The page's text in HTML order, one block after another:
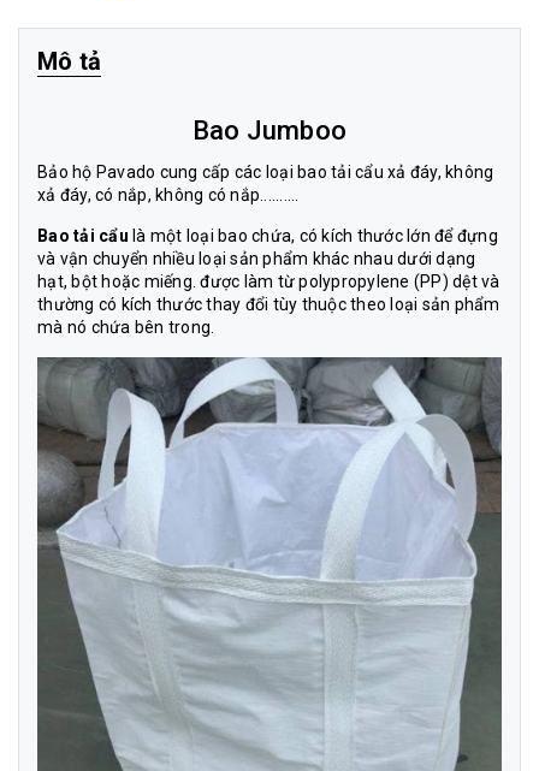
Mô tả
Bao Jumboo
Bảo hộ Pavado cung cấp các loại bao tải cẩu xả đáy, không
xả đáy, có nắp, không có nắp..........
Bao tải cẩu là một loại bao chứa, có kích thước lớn để đựng
và vận chuyển nhiều loại sản phẩm khác nhau dưới dạng
hạt, bột hoặc miếng. được làm từ polypropylene (PP) dệt và
thường có kích thước thay đổi tùy thuộc theo loại sản phẩm
mà nó chứa bên trong.